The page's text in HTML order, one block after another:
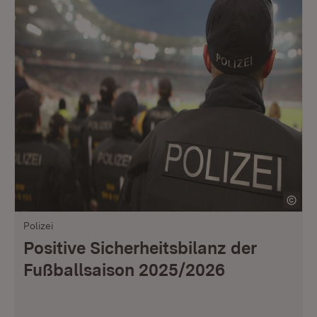
Polizei
Positive Sicherheitsbilanz der
Fußballsaison 2025/2026